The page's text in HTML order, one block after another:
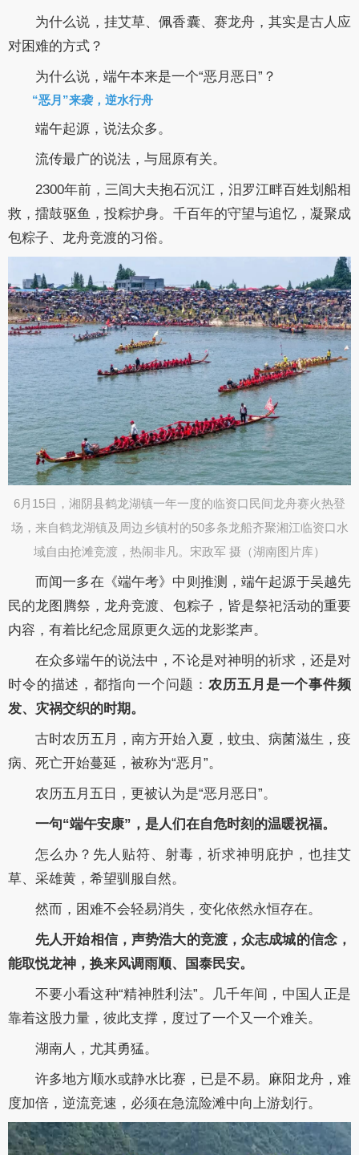
为什么说，挂艾草、佩香囊、赛龙舟，其实是古人应
对困难的方式？
为什么说，端午本来是一个“恶月恶日”？
“恶月”来袭，逆水行舟
端午起源，说法众多。
流传最广的说法，与屈原有关。
2300年前，三闾大夫抱石沉江，汨罗江畔百姓划船相
救，擂鼓驱鱼，投粽护身。千百年的守望与追忆，凝聚成
包粽子、龙舟竞渡的习俗。
6月15日，湘阴县鹤龙湖镇一年一度的临资口民间龙舟赛火热登
场，来自鹤龙湖镇及周边乡镇村的50多条龙船齐聚湘江临资口水
域自由抢滩竞渡，热闹非凡。宋政军 摄（湖南图片库）​
而闻一多在《端午考》中则推测，端午起源于吴越先
民的龙图腾祭，龙舟竞渡、包粽子，皆是祭祀活动的重要
内容，有着比纪念屈原更久远的龙影桨声。
在众多端午的说法中，不论是对神明的祈求，还是对
时令的描述，都指向一个问题：农历五月是一个事件频
发、灾祸交织的时期。
古时农历五月，南方开始入夏，蚊虫、病菌滋生，疫
病、死亡开始蔓延，被称为“恶月”。
农历五月五日，更被认为是“恶月恶日”。
一句“端午安康”，是人们在自危时刻的温暖祝福。
怎么办？先人贴符、射毒，祈求神明庇护，也挂艾
草、采雄黄，希望驯服自然。
然而，困难不会轻易消失，变化依然永恒存在。
先人开始相信，声势浩大的竞渡，众志成城的信念，
能取悦龙神，换来风调雨顺、国泰民安。
不要小看这种“精神胜利法”。几千年间，中国人正是
靠着这股力量，彼此支撑，度过了一个又一个难关。
湖南人，尤其勇猛。
许多地方顺水或静水比赛，已是不易。麻阳龙舟，难
度加倍，逆流竞速，必须在急流险滩中向上游划行。